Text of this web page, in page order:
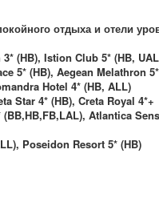
отдыха и отели
(HB), Istion Club 5* (HB,
5* (HB), Aegean Melathron
Hotel 4* (HB, ALL)
Star 4* (HB), Creta Royal 4*+
Atlantica
Poseidon Resort 5* (HB)